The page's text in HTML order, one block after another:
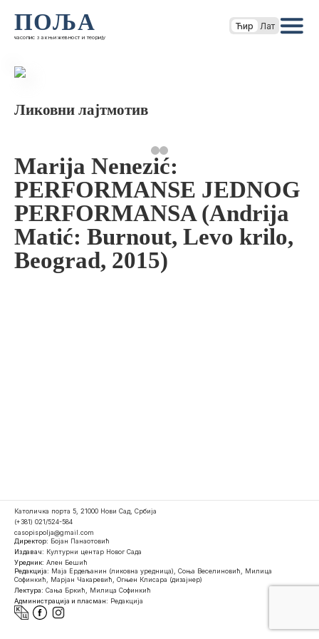
ПОЉА
часопис за књижевност и теорију
Ћир Лат
Ликовни лајтмотив
Marija Nenezić:
PERFORMANSE JEDNOG
PERFORMANSA (Andrija
Matić: Burnout, Levo krilo,
Beograd, 2015)
Католичка порта 5, 21000 Нови Сад, Србија
(+381) 021/524-584
casopispolja@gmail.com
Директор: Бојан Панаотовић
Издавач: Културни центар Новог Сада
Уредник: Ален Бешић
Редакција: Маја Ердељанин (ликовна уредница), Соња Веселиновић, Милица
Софинкић, Марјан Чакаревић, Огњен Клисара (дизајнер)
Лектура: Сања Бркић, Милица Софинкић
Администрација и пласман: Редакција